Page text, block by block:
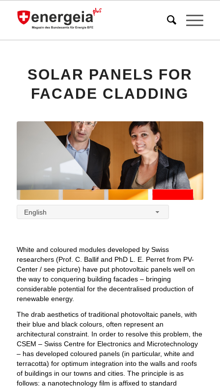
SOLAR PANELS FOR
FACADE CLADDING
English
White and coloured modules developed by Swiss
researchers (Prof. C. Ballif and PhD L. E. Perret from PV-
Center / see picture) have put photovoltaic panels well on
the way to conquering building facades – bringing
considerable potential for the decentralised production of
renewable energy.
The drab aesthetics of traditional photovoltaic panels, with
their blue and black colours, often represent an
architectural constraint. In order to resolve this problem, the
CSEM – Swiss Centre for Electronics and Microtechnology
– has developed coloured panels (in particular, white and
terracotta) for optimum integration into the walls and roofs
of buildings in our towns and cities. The principle is as
follows: a nanotechnology film is affixed to standard